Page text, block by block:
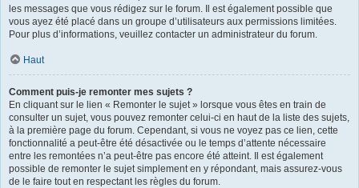
les messages que vous rédigez sur le forum. Il est également possible que
vous ayez été placé dans un groupe d’utilisateurs aux permissions limitées.
Pour plus d’informations, veuillez contacter un administrateur du forum.
Haut
Comment puis-je remonter mes sujets ?
En cliquant sur le lien « Remonter le sujet » lorsque vous êtes en train de
consulter un sujet, vous pouvez remonter celui-ci en haut de la liste des sujets,
à la première page du forum. Cependant, si vous ne voyez pas ce lien, cette
fonctionnalité a peut-être été désactivée ou le temps d’attente nécessaire
entre les remontées n’a peut-être pas encore été atteint. Il est également
possible de remonter le sujet simplement en y répondant, mais assurez-vous
de le faire tout en respectant les règles du forum.